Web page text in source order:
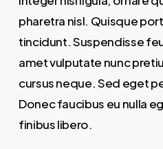
pharetra nisl. Quisque
tincidunt. Suspendisse
amet vulputate nunc
cursus neque. Sed eget
Donec faucibus eu nulla
finibus libero.